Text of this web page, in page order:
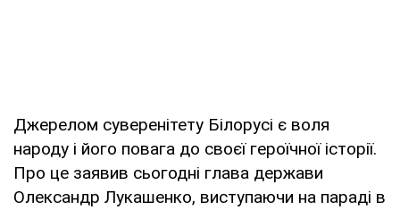
Джерелом суверенітету Білорусі є воля
народу і його повага до своєї героїчної історії.
Про це заявив сьогодні глава держави
Олександр Лукашенко, виступаючи на параді в